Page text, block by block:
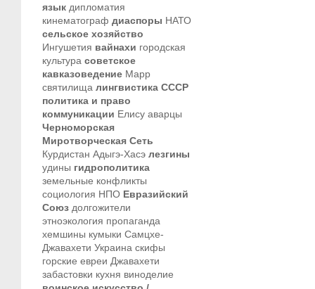
язык дипломатия
кинематограф диаспоры НАТО
сельское хозяйство
Ингушетия вайнахи городская
культура советское
кавказоведение Марр
святилища лингвистика СССР
политика и право
коммуникации Елису аварцы
Черноморская
Миротворческая Сеть
Курдистан Адыгэ-Хасэ лезгины
удины гидрополитика
земельные конфликты
социология НПО Евразийский
Союз долгожители
этноэкология пропаганда
хемшины кумыки Самцхе-
Джавахети Украина скифы
горские евреи Джавахети
забастовки кухня виноделие